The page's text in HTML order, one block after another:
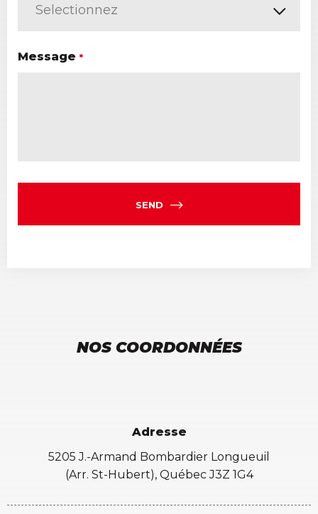
Message *
SEND
NOS COORDONNÉES
Adresse
5205 J.-Armand Bombardier Longueuil
(Arr. St-Hubert), Québec J3Z 1G4